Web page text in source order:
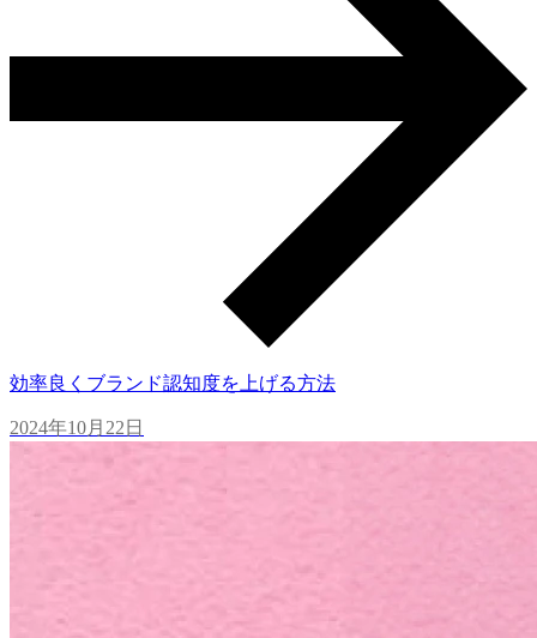
効率良くブランド認知度を上げる方法
2024年10月22日